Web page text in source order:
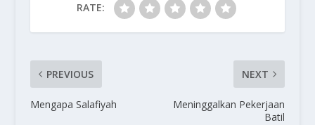
RATE:
PREVIOUS
Mengapa Salafiyah
NEXT
Meninggalkan Pekerjaan
Batil